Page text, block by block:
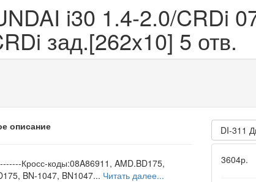
i30 1.4-2.0/CRDi
зад.[262x10] 5 отв.
описание
Кросс-коды:08A86911, AMD.BD175,
BN-1047, BN1047... Читать далее...
DI-311
3604р.